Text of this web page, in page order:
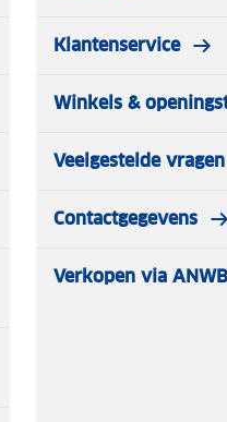
Klantenservice
Winkels &
Veelgestelde vragen
Contactgegevens
Verkopen via